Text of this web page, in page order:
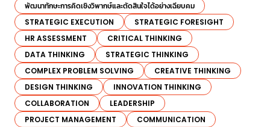
พัฒนาทักษะการคิดเชิงวิพากษ์และตัดสินใจได้อย่างเฉียบคม
STRATEGIC EXECUTION
STRATEGIC FORESIGHT
HR ASSESSMENT
CRITICAL THINKING
DATA THINKING
STRATEGIC THINKING
COMPLEX PROBLEM SOLVING
CREATIVE THINKING
DESIGN THINKING
INNOVATION THINKING
COLLABORATION
LEADERSHIP
PROJECT MANAGEMENT
COMMUNICATION